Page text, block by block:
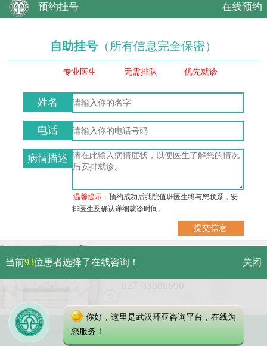
预约挂号 在线预约
自助挂号 （所有信息完全保密）
专业医生 无需排队 优先就诊
姓名
电话
病情描述
温馨提示：预约成功后我院值班医生将与您联系，安
排医生及确认详细就诊时间。
武汉市硚口区解放大道479号
Copyright 2023 武汉环亚中医白癜风医院
当前93位患者选择了在线咨询！ 关闭
你好，这里是武汉环亚咨询平台，在线为
您服务！